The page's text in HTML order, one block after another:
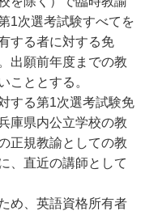
1次選考試験すべてを
する者に対する免
出願前年度までの教
こととする。
する第1次選考試験免
庫県内公立学校の教
正規教諭としての教
、直近の講師として
め、英語資格所有者